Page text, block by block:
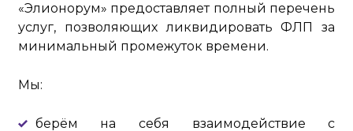
«Элионорум» предоставляет полный перечень
услуг, позволяющих ликвидировать ФЛП за
минимальный промежуток времени.
Мы:
берём на себя взаимодействие с